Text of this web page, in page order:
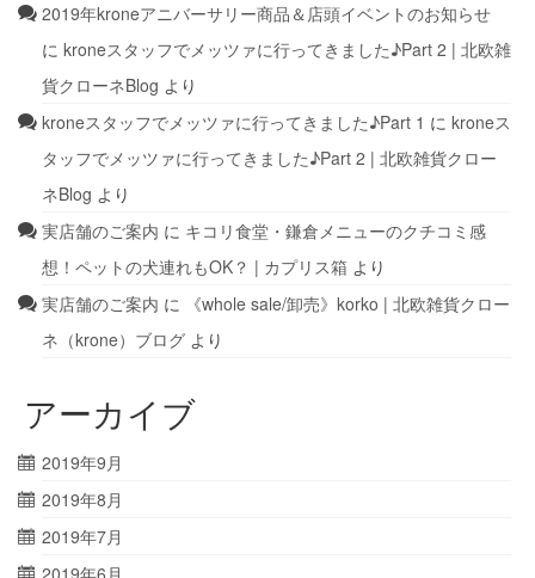
2019年kroneアニバーサリー商品＆店頭イベントのお知らせ
に kroneスタッフでメッツァに行ってきました♪Part 2 | 北欧雑
貨クローネBlog より
kroneスタッフでメッツァに行ってきました♪Part 1 に kroneス
タッフでメッツァに行ってきました♪Part 2 | 北欧雑貨クロー
ネBlog より
実店舗のご案内 に キコリ食堂・鎌倉メニューのクチコミ感
想！ペットの犬連れもOK？ | カプリス箱 より
実店舗のご案内 に
《whole sale/卸売》korko | 北欧雑貨クロー
ネ（krone）ブログ より
アーカイブ
2019年9月
2019年8月
2019年7月